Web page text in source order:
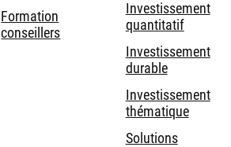
Formation
conseillers
Investissement
quantitatif
Investissement
durable
Investissement
thématique
Solutions